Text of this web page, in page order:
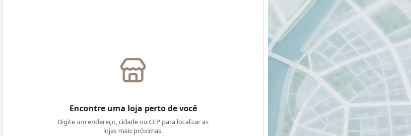
Encontre uma loja perto de você
Digite um endereço, cidade ou CEP para localizar as
lojas mais próximas.